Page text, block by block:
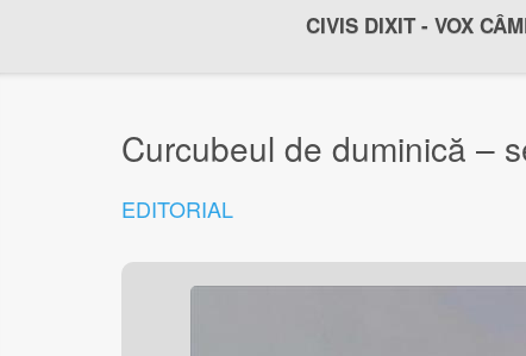
CIVIS DIXIT - VOX
Curcubeul de duminică –
EDITORIAL